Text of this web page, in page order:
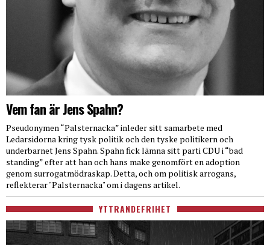
Vem fan är Jens Spahn?
Pseudonymen “Palsternacka” inleder sitt samarbete med
Ledarsidorna kring tysk politik och den tyske politikern och
underbarnet Jens Spahn. Spahn fick lämna sitt parti CDU i “bad
standing” efter att han och hans make genomfört en adoption
genom surrogatmödraskap. Detta, och om politisk arrogans,
reflekterar "Palsternacka" om i dagens artikel.
YTTRANDEFRIHET